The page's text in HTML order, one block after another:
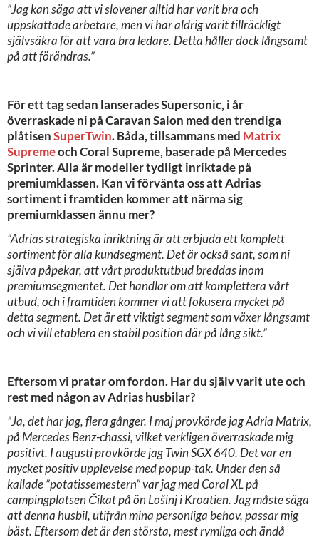
”Jag kan säga att vi slovener alltid har varit bra och
uppskattade arbetare, men vi har aldrig varit tillräckligt
självsäkra för att vara bra ledare. Detta håller dock långsamt
på att förändras.”
För ett tag sedan lanserades Supersonic, i år
överraskade ni på Caravan Salon med den trendiga
plåtisenSuperTwin. Båda, tillsammans med Matrix
Supremeoch Coral Supreme, baserade på Mercedes
Sprinter. Alla är modeller tydligt inriktade på
premiumklassen. Kan vi förvänta oss att Adrias
sortiment i framtiden kommer att närma sig
premiumklassen ännu mer?
”Adrias strategiska inriktning är att erbjuda ett komplett
sortiment för alla kundsegment. Det är också sant, som ni
själva påpekar, att vårt produktutbud breddas inom
premiumsegmentet. Det handlar om att komplettera vårt
utbud, och i framtiden kommer vi att fokusera mycket på
detta segment. Det är ett viktigt segment som växer långsamt
och vi vill etablera en stabil position där på lång sikt.”
Eftersom vi pratar om fordon. Har du själv varit ute och
rest med någon av Adrias husbilar?
”Ja, det har jag, flera gånger. I maj provkörde jag Adria Matrix,
på Mercedes Benz-chassi, vilket verkligen överraskade mig
positivt. I augusti provkörde jag Twin SGX 640. Det var en
mycket positiv upplevelse med popup-tak. Under den så
kallade ”potatissemestern” var jag med Coral XL på
campingplatsen Čikat på ön Lošinj i Kroatien. Jag måste säga
att denna husbil, utifrån mina personliga behov, passar mig
bäst. Eftersom det är den största, mest rymliga och ändå